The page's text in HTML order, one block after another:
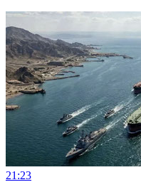
21:23